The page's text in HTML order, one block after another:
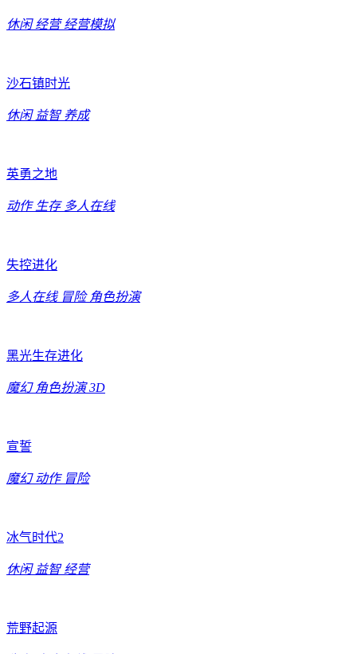
休闲 经营 经营模拟
沙石镇时光
休闲 益智 养成
英勇之地
动作 生存 多人在线
失控进化
多人在线 冒险 角色扮演
黑光生存进化
魔幻 角色扮演 3D
宣誓
魔幻 动作 冒险
冰气时代2
休闲 益智 经营
荒野起源